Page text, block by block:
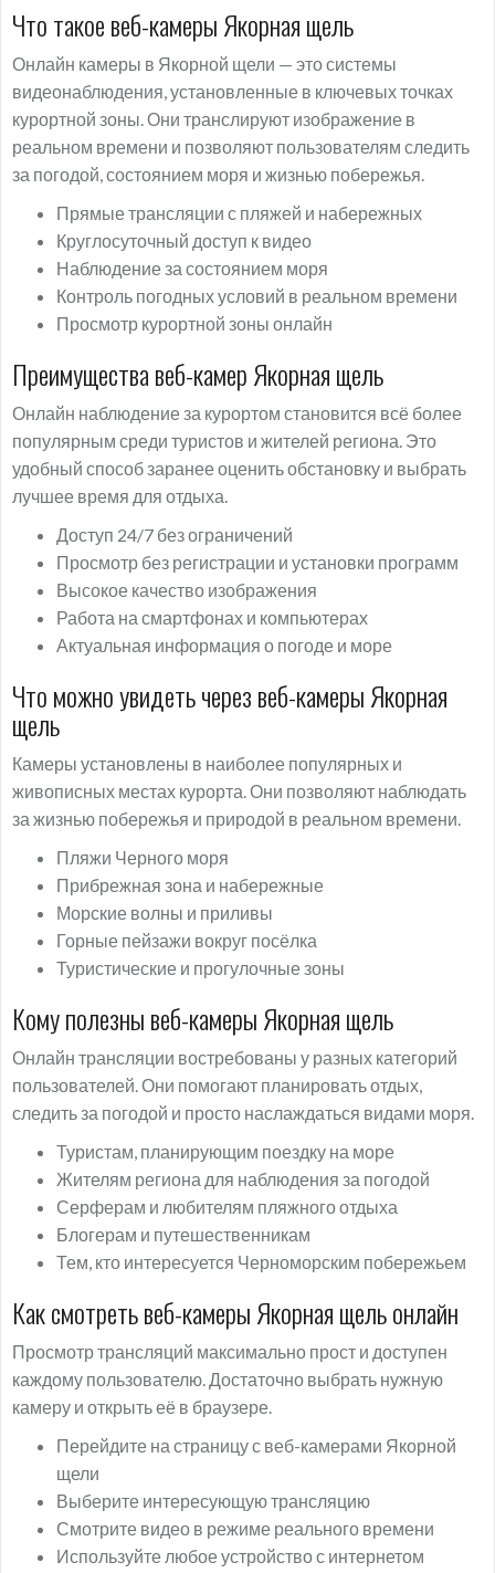
Что такое веб-камеры Якорная щель
Онлайн камеры в Якорной щели — это системы
видеонаблюдения, установленные в ключевых точках
курортной зоны. Они транслируют изображение в
реальном времени и позволяют пользователям следить
за погодой, состоянием моря и жизнью побережья.
Прямые трансляции с пляжей и набережных
Круглосуточный доступ к видео
Наблюдение за состоянием моря
Контроль погодных условий в реальном времени
Просмотр курортной зоны онлайн
Преимущества веб-камер Якорная щель
Онлайн наблюдение за курортом становится всё более
популярным среди туристов и жителей региона. Это
удобный способ заранее оценить обстановку и выбрать
лучшее время для отдыха.
Доступ 24/7 без ограничений
Просмотр без регистрации и установки программ
Высокое качество изображения
Работа на смартфонах и компьютерах
Актуальная информация о погоде и море
Что можно увидеть через веб-камеры Якорная
щель
Камеры установлены в наиболее популярных и
живописных местах курорта. Они позволяют наблюдать
за жизнью побережья и природой в реальном времени.
Пляжи Черного моря
Прибрежная зона и набережные
Морские волны и приливы
Горные пейзажи вокруг посёлка
Туристические и прогулочные зоны
Кому полезны веб-камеры Якорная щель
Онлайн трансляции востребованы у разных категорий
пользователей. Они помогают планировать отдых,
следить за погодой и просто наслаждаться видами моря.
Туристам, планирующим поездку на море
Жителям региона для наблюдения за погодой
Серферам и любителям пляжного отдыха
Блогерам и путешественникам
Тем, кто интересуется Черноморским побережьем
Как смотреть веб-камеры Якорная щель онлайн
Просмотр трансляций максимально прост и доступен
каждому пользователю. Достаточно выбрать нужную
камеру и открыть её в браузере.
Перейдите на страницу с веб-камерами Якорной
щели
Выберите интересующую трансляцию
Смотрите видео в режиме реального времени
Используйте любое устройство с интернетом